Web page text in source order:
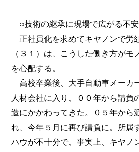
○技術の継承に現場で広がる不安
正社員化を求めてキヤノンで労
（３１）は、こうした働き方が
を心配する。
高校卒業後、大手自動車メーカ
人材会社に入り、００年から請負
造にかかわってきた。０５年から
れ、今年５月に再び請負に。所属
ハウが不十分で、事実上、キヤノ